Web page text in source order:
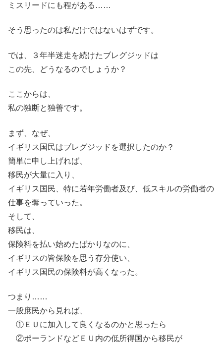
ミスリードにも程がある……
そう思ったのは私だけではないはずです。
では、３年半迷走を続けたブレグジッドは
この先、どうなるのでしょうか？
ここからは、
私の独断と独善です。
まず、なぜ、
イギリス国民はブレグジッドを選択したのか？
簡単に申し上げれば、
移民が大量に入り、
イギリス国民、特に若年労働者及び、低スキルの労働者の
仕事を奪っていった。
そして、
移民は、
保険料を払い始めたばかりなのに、
イギリスの皆保険を思う存分使い、
イギリス国民の保険料が高くなった。
つまり……
一般庶民から見れば、
①ＥＵに加入して良くなるのかと思ったら
②ポーランドなどＥＵ内の低所得国から移民が